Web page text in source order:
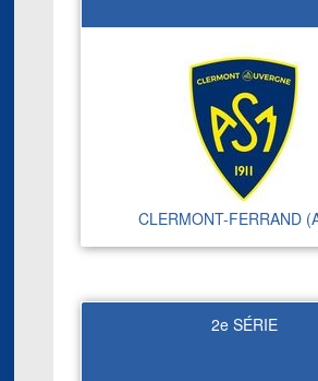
CLERMONT-FERRAND
2e SÉRIE